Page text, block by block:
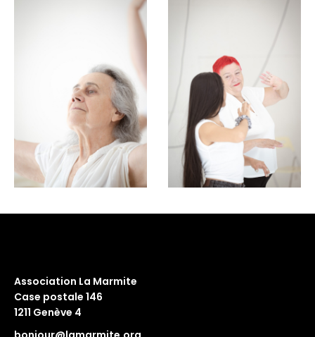
Association La Marmite
Case postale 146
1211 Genève 4